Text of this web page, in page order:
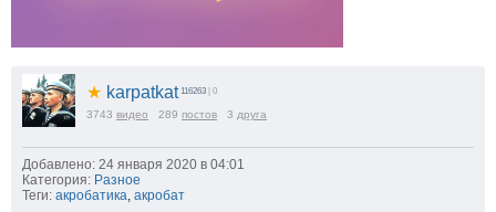
★ karpatkat 116263 | 0
3743 видео 289 постов 3 друга
Добавлено: 24 января 2020 в 04:01
Категория: Разное
Теги: акробатика акробат